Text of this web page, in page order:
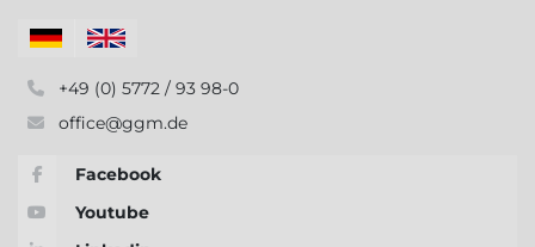
+49 (0) 5772 / 93 98-0
office@ggm.de
Facebook
Youtube